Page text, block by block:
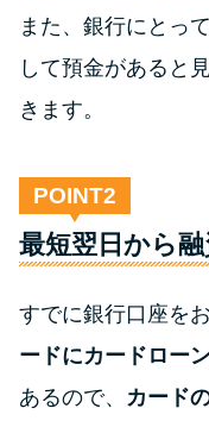
また、銀行にとっ
して預金があると
きます。
POINT
最短翌日から
すでに銀行口座を
ードにカードロー
あるので、 カード